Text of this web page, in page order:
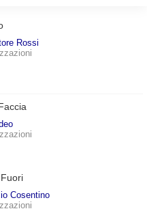
Rossi
Cosentino